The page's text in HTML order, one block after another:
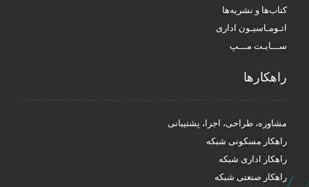
کتاب‌ها و نشریه‌ها
اتـومـاسیـون اداری
ســـایـت مـــپ
راهکار‌ها
مشاوره، طراحی، اجرا، پشتیبانی
راهکار مسکونی شبکه
راهکار اداری شبکه
راهکار صنعتی شبکه